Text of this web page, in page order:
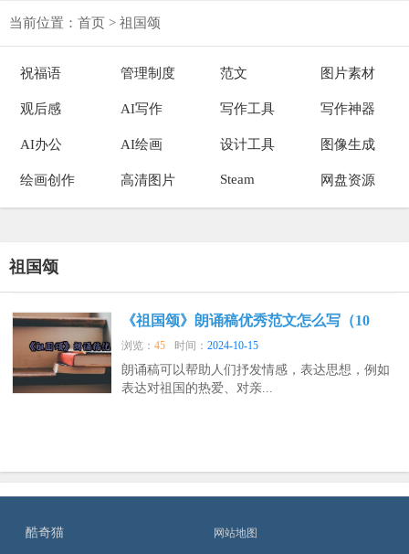
当前位置： 首页 > 祖国颂
祝福语 管理制度 范文 图片素材
观后感 AI写作 写作工具 写作神器
AI办公 AI绘画 设计工具 图像生成
绘画创作 高清图片 Steam 网盘资源
祖国颂
《祖国颂》朗诵稿优秀范文怎么写（10
浏览：45 时间：2024-10-15
朗诵稿可以帮助人们抒发情感，表达思想，例如
表达对祖国的热爱、对亲...
酷奇猫 网站地图